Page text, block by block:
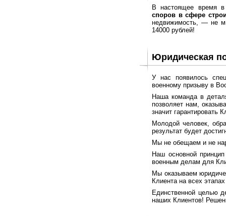
В настоящее время
споров в сфере
недвижимость, — не
14000 рублей!
Юридическая
У нас появилось
военному призыву в
Наша команда в
позволяет нам,
значит гарантировать
Молодой человек,
результат будет
Мы не обещаем и не
Наш основной
военным делам для
Мы оказываем
Клиента на всех
Единственной целью
наших Клиентов!